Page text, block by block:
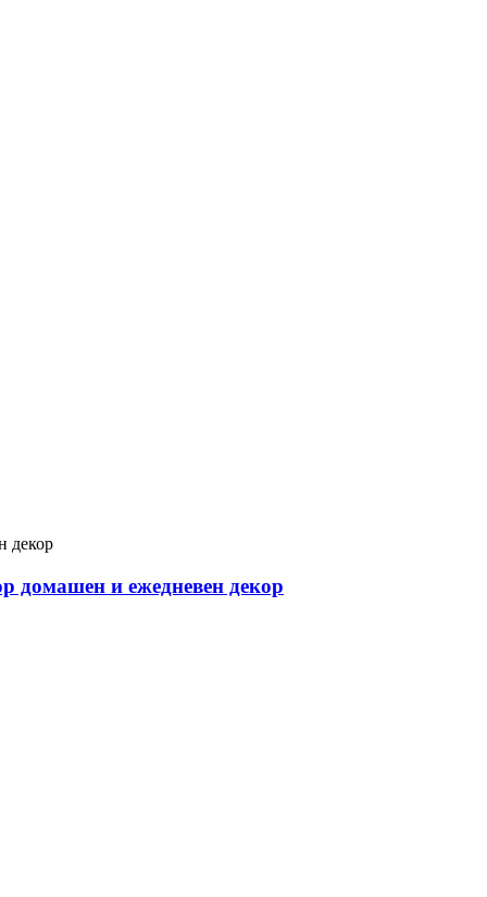
домашен и ежедневен декор